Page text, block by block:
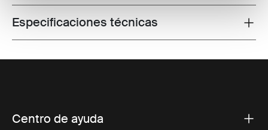
Toggle techspec
Especificaciones técnicas
Centro de ayuda